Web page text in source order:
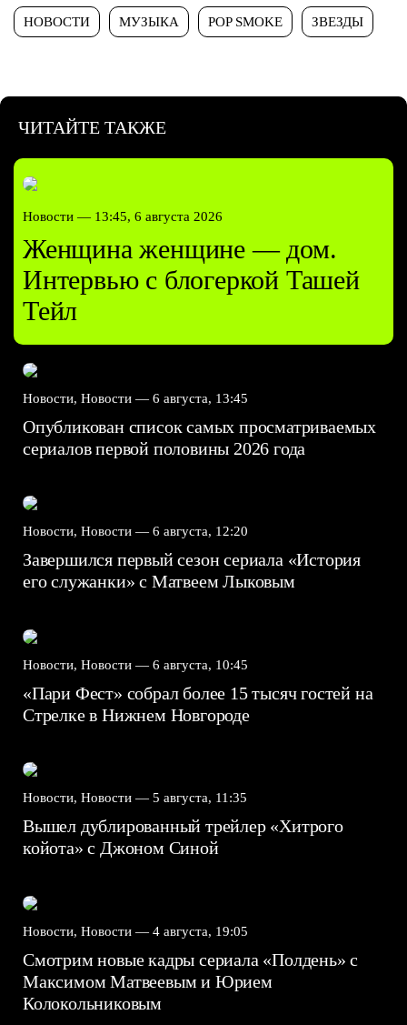
НОВОСТИ МУЗЫКА POP SMOKE ЗВЕЗДЫ
ЧИТАЙТЕ ТАКЖЕ
Новости — 13:45, 6 августа 2026
Женщина женщине — дом.
Интервью с блогеркой Ташей
Тейл
Новости, Новости — 6 августа, 13:45
Опубликован список самых просматриваемых
сериалов первой половины 2026 года
Новости, Новости — 6 августа, 12:20
Завершился первый сезон сериала «История
его служанки» с Матвеем Лыковым
Новости, Новости — 6 августа, 10:45
«Пари Фест» собрал более 15 тысяч гостей на
Стрелке в Нижнем Новгороде
Новости, Новости — 5 августа, 11:35
Вышел дублированный трейлер «Хитрого
койота» с Джоном Синой
Новости, Новости — 4 августа, 19:05
Смотрим новые кадры сериала «Полдень» с
Максимом Матвеевым и Юрием
Колокольниковым